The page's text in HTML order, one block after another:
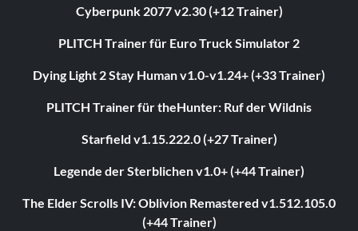
Cyberpunk 2077 v2.30 (+12 Trainer)
PLITCH Trainer für Euro Truck Simulator 2
Dying Light 2 Stay Human v1.0-v1.24+ (+33 Trainer)
PLITCH Trainer für theHunter: Ruf der Wildnis
Starfield v1.15.222.0 (+27 Trainer)
Legende der Sterblichen v1.0+ (+44 Trainer)
The Elder Scrolls IV: Oblivion Remastered v1.512.105.0
(+44 Trainer)